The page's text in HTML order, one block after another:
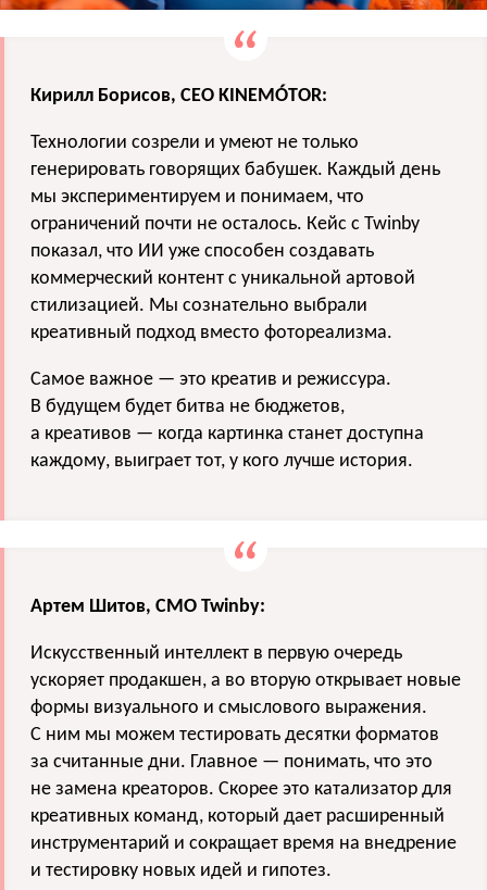
Кирилл Борисов, СЕО KINEMÓTOR:
Технологии созрели и умеют не только
генерировать говорящих бабушек. Каждый день
мы экспериментируем и понимаем, что
ограничений почти не осталось. Кейс с Twinby
показал, что ИИ уже способен создавать
коммерческий контент с уникальной артовой
стилизацией. Мы сознательно выбрали
креативный подход вместо фотореализма.
Самое важное — это креатив и режиссура.
В будущем будет битва не бюджетов,
а креативов — когда картинка станет доступна
каждому, выиграет тот, у кого лучше история.
Артем Шитов, СМО Twinby:
Искусственный интеллект в первую очередь
ускоряет продакшен, а во вторую открывает новые
формы визуального и смыслового выражения.
С ним мы можем тестировать десятки форматов
за считанные дни. Главное — понимать, что это
не замена креаторов. Скорее это катализатор для
креативных команд, который дает расширенный
инструментарий и сокращает время на внедрение
и тестировку новых идей и гипотез.